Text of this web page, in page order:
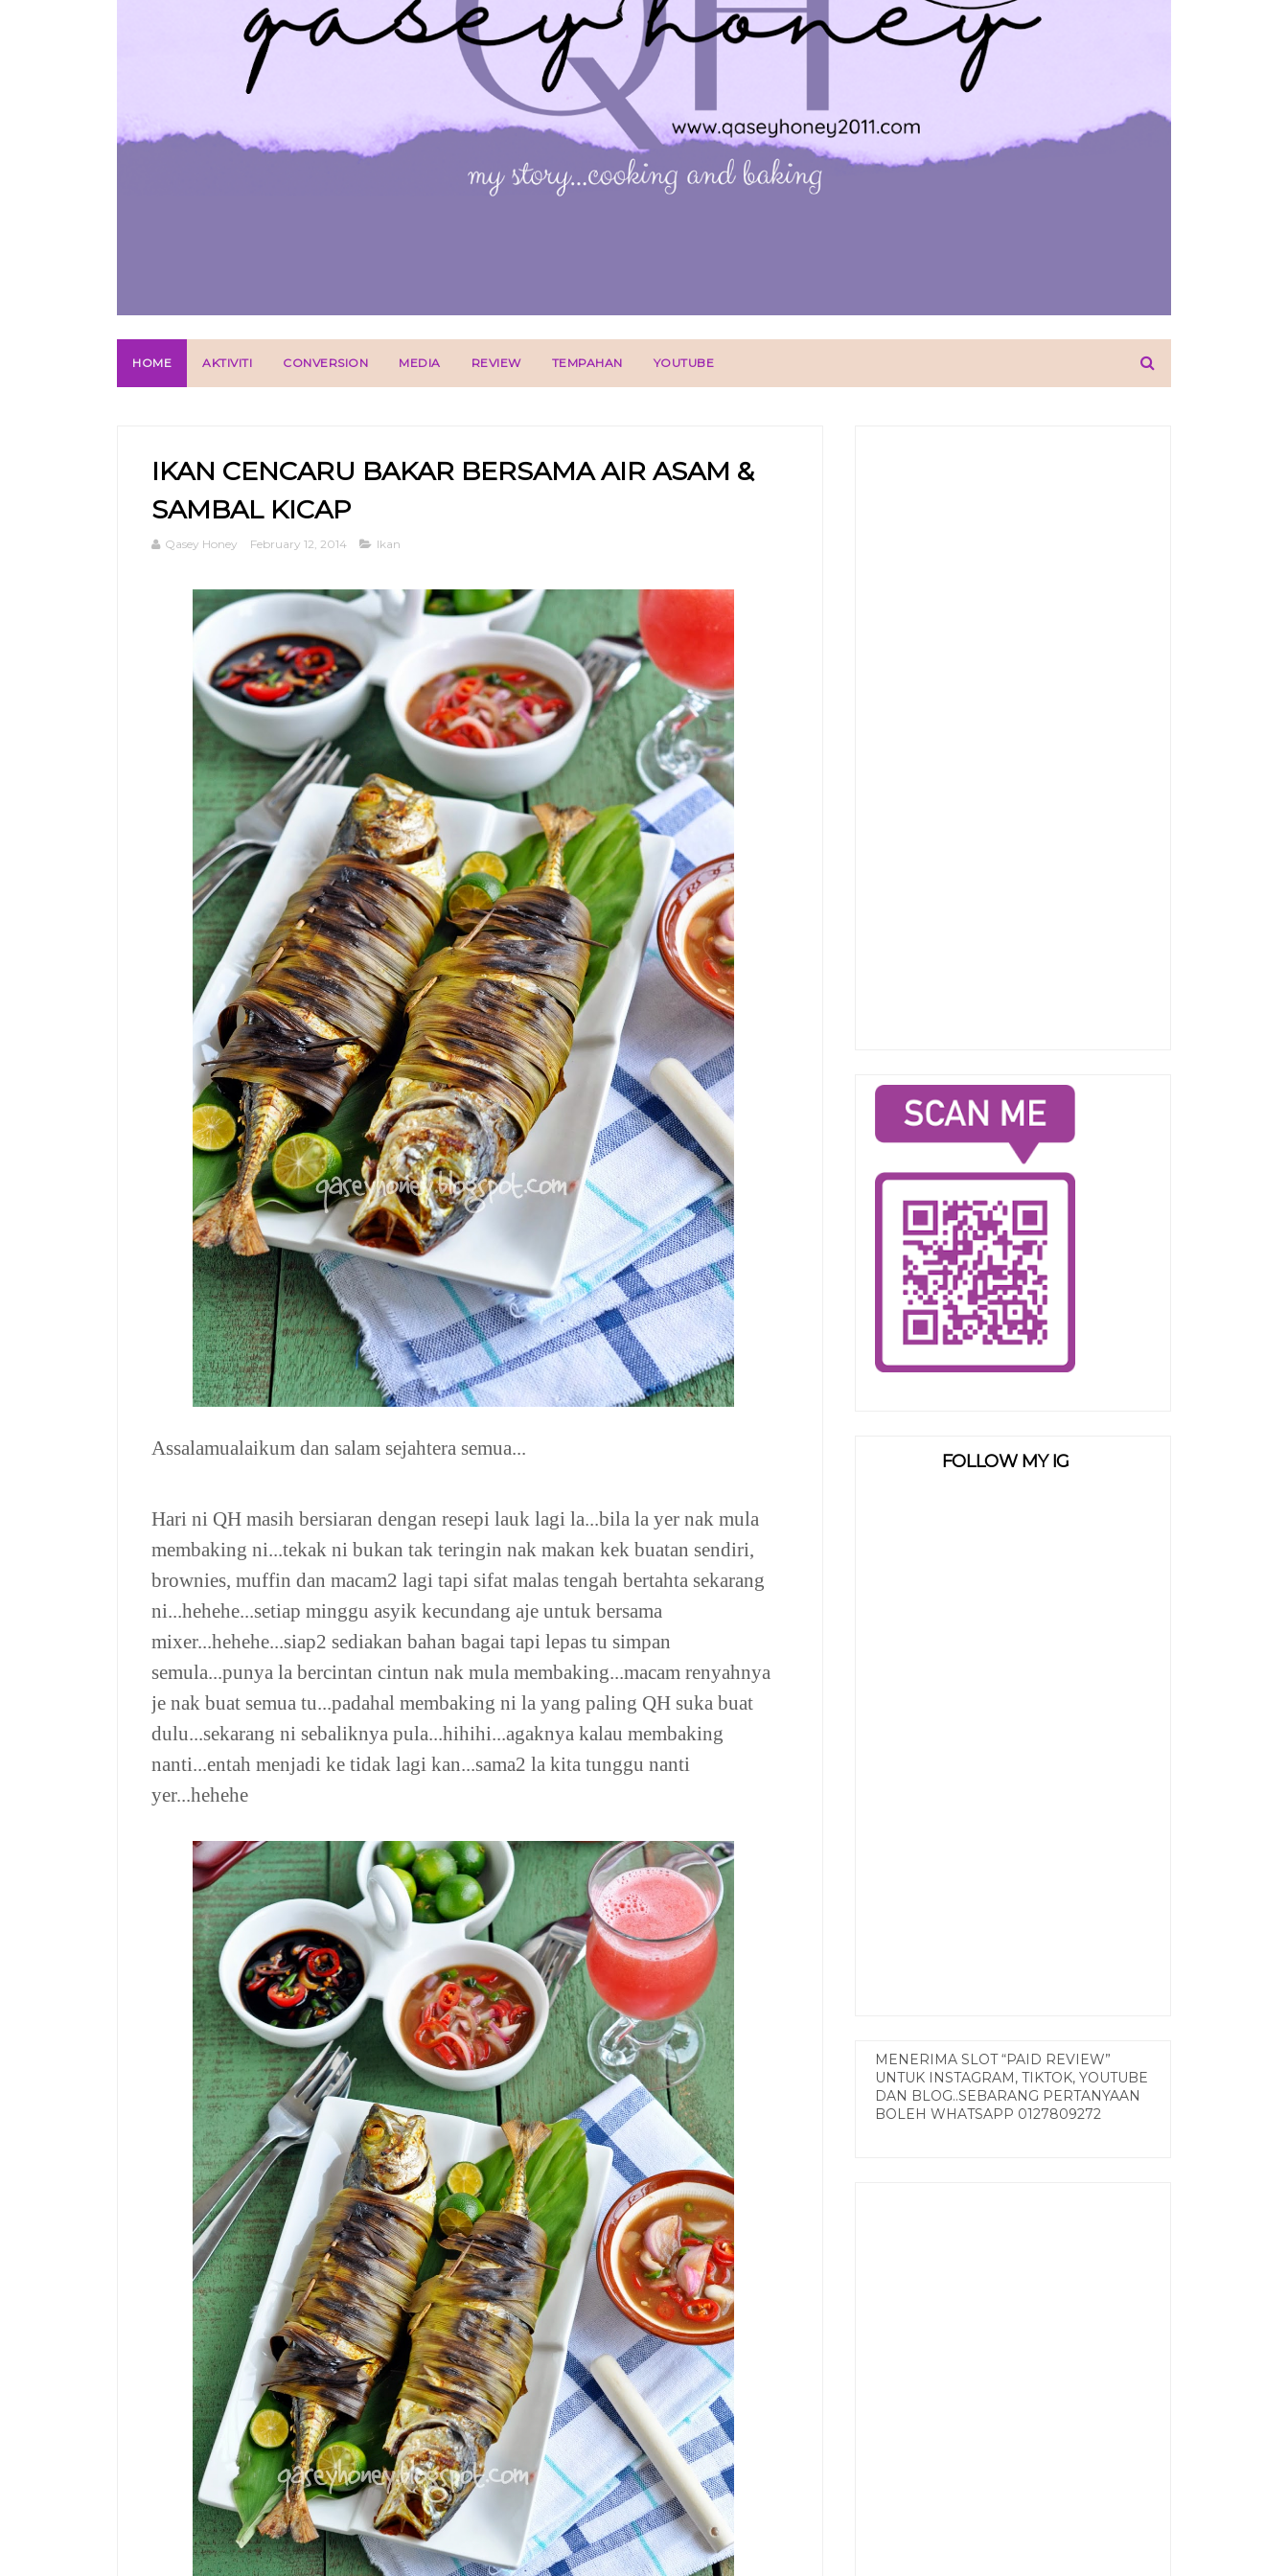
HOME AKTIVITI CONVERSION MEDIA REVIEW TEMPAHAN YOUTUBE
IKAN CENCARU BAKAR BERSAMA AIR ASAM &
SAMBAL KICAP
Qasey Honey February 12, 2014 Ikan
Assalamualaikum dan salam sejahtera semua...
Hari ni QH masih bersiaran dengan resepi lauk lagi la...bila la yer nak mula
membaking ni...tekak ni bukan tak teringin nak makan kek buatan sendiri,
brownies, muffin dan macam2 lagi tapi sifat malas tengah bertahta sekarang
ni...hehehe...setiap minggu asyik kecundang aje untuk bersama
mixer...hehehe...siap2 sediakan bahan bagai tapi lepas tu simpan
semula...punya la bercintan cintun nak mula membaking...macam renyahnya
je nak buat semua tu...padahal membaking ni la yang paling QH suka buat
dulu...sekarang ni sebaliknya pula...hihihi...agaknya kalau membaking
nanti...entah menjadi ke tidak lagi kan...sama2 la kita tunggu nanti
yer...hehehe
FOLLOW MY IG
MENERIMA SLOT “PAID REVIEW”
UNTUK INSTAGRAM, TIKTOK, YOUTUBE
DAN BLOG..SEBARANG PERTANYAAN
BOLEH WHATSAPP 0127809272